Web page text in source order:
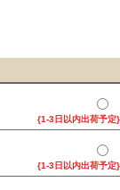
{1-3日以内出荷予定}
{1-3日以内出荷予定}